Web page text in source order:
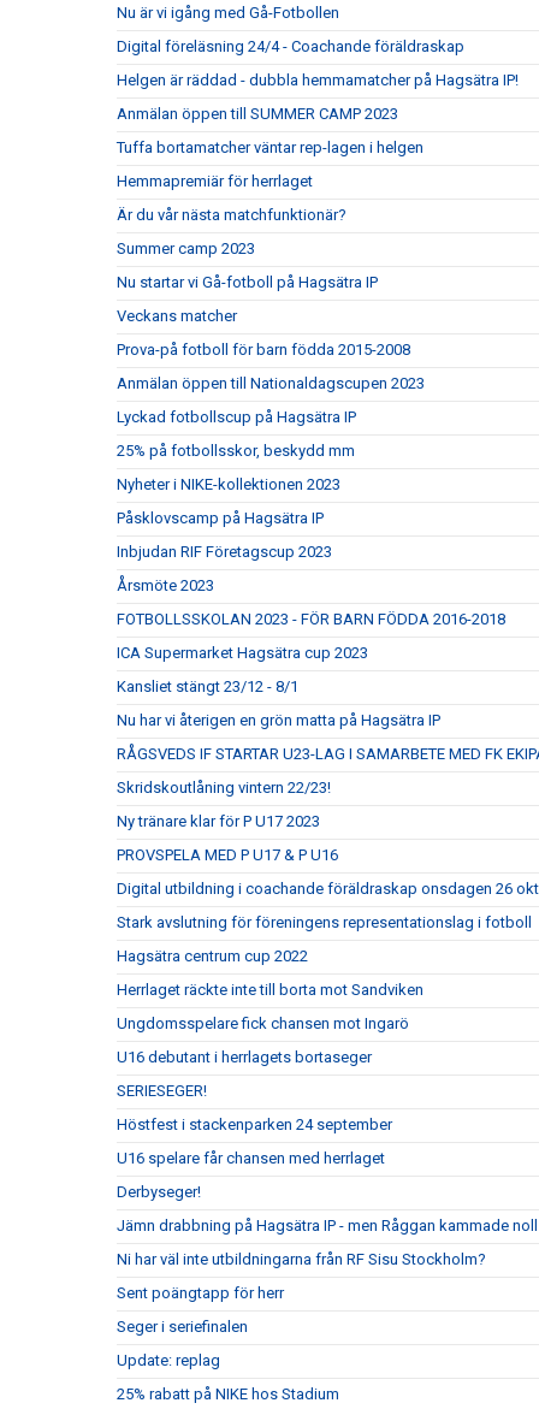
Nu är vi igång med Gå-Fotbollen
Digital föreläsning 24/4 - Coachande föräldraskap
Helgen är räddad - dubbla hemmamatcher på Hagsätra IP!
Anmälan öppen till SUMMER CAMP 2023
Tuffa bortamatcher väntar rep-lagen i helgen
Hemmapremiär för herrlaget
Är du vår nästa matchfunktionär?
Summer camp 2023
Nu startar vi Gå-fotboll på Hagsätra IP
Veckans matcher
Prova-på fotboll för barn födda 2015-2008
Anmälan öppen till Nationaldagscupen 2023
Lyckad fotbollscup på Hagsätra IP
25% på fotbollsskor, beskydd mm
Nyheter i NIKE-kollektionen 2023
Påsklovscamp på Hagsätra IP
Inbjudan RIF Företagscup 2023
Årsmöte 2023
FOTBOLLSSKOLAN 2023 - FÖR BARN FÖDDA 2016-2018
ICA Supermarket Hagsätra cup 2023
Kansliet stängt 23/12 - 8/1
Nu har vi återigen en grön matta på Hagsätra IP
RÅGSVEDS IF STARTAR U23-LAG I SAMARBETE MED FK
Skridskoutlåning vintern 22/23!
Ny tränare klar för P U17 2023
PROVSPELA MED P U17 & P U16
Digital utbildning i coachande föräldraskap onsdagen 26
Stark avslutning för föreningens representationslag i fotboll
Hagsätra centrum cup 2022
Herrlaget räckte inte till borta mot Sandviken
Ungdomsspelare fick chansen mot Ingarö
U16 debutant i herrlagets bortaseger
SERIESEGER!
Höstfest i stackenparken 24 september
U16 spelare får chansen med herrlaget
Derbyseger!
Jämn drabbning på Hagsätra IP - men Råggan kammade noll
Ni har väl inte utbildningarna från RF Sisu Stockholm?
Sent poängtapp för herr
Seger i seriefinalen
Update: replag
25% rabatt på NIKE hos Stadium